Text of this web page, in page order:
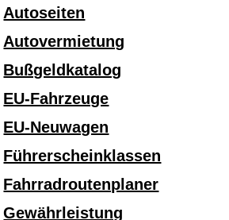
Autoseiten
Autovermietung
Bußgeldkatalog
EU-Fahrzeuge
EU-Neuwagen
Führerscheinklassen
Fahrradroutenplaner
Gewährleistung